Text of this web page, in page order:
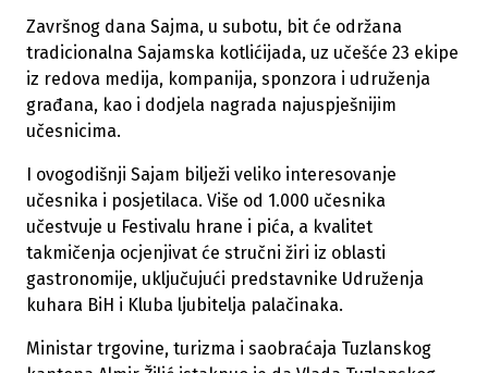
Završnog dana Sajma, u subotu, bit će održana
tradicionalna Sajamska kotlićijada, uz učešće 23 ekipe
iz redova medija, kompanija, sponzora i udruženja
građana, kao i dodjela nagrada najuspješnijim
učesnicima.
I ovogodišnji Sajam bilježi veliko interesovanje
učesnika i posjetilaca. Više od 1.000 učesnika
učestvuje u Festivalu hrane i pića, a kvalitet
takmičenja ocjenjivat će stručni žiri iz oblasti
gastronomije, uključujući predstavnike Udruženja
kuhara BiH i Kluba ljubitelja palačinaka.
Ministar trgovine, turizma i saobraćaja Tuzlanskog